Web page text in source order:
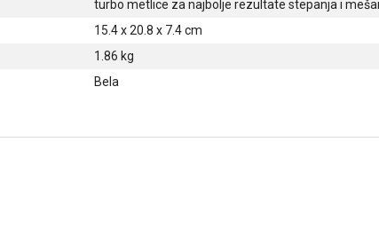
turbo metlice za najbolje rezultate stepanja i
15.4 x 20.8 x 7.4 cm
1.86 kg
Bela